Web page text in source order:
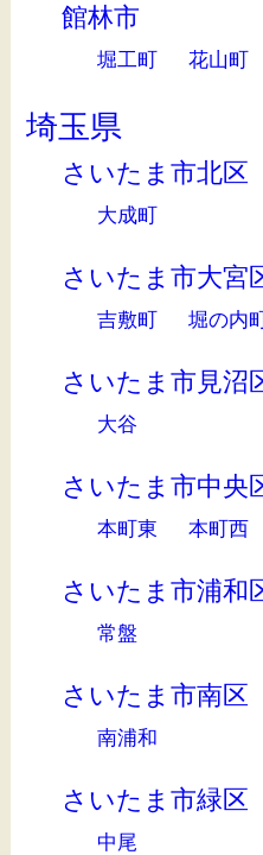
館林市
堀工町 花山町
埼玉県
さいたま市北区
大成町
さいたま市大宮
吉敷町 堀の内
さいたま市見沼
大谷
さいたま市中央
本町東 本町西
さいたま市浦和
常盤
さいたま市南区
南浦和
さいたま市緑区
中尾